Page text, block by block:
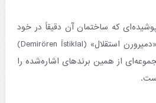
که ساختمان آن دقیقاً در خود
خیابان استقلال قرار دارد، «دمیرورن استقلال» (Demirören İstiklal)
از همین برندهای اشاره‌شده را